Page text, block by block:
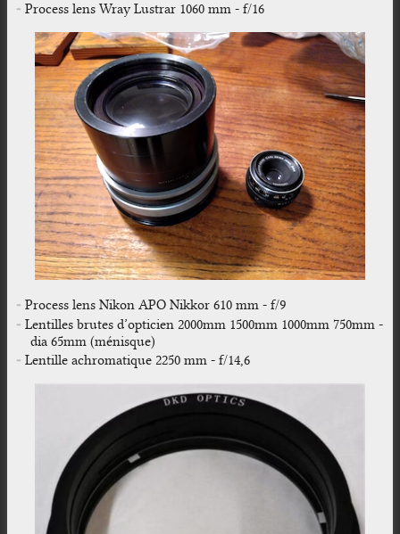
Process lens Wray Lustrar 1060 mm - f/16
Process lens Nikon APO Nikkor 610 mm - f/9
Lentilles brutes d’opticien 2000mm 1500mm 1000mm 750mm -
dia 65mm (ménisque)
Lentille achromatique 2250 mm - f/14,6